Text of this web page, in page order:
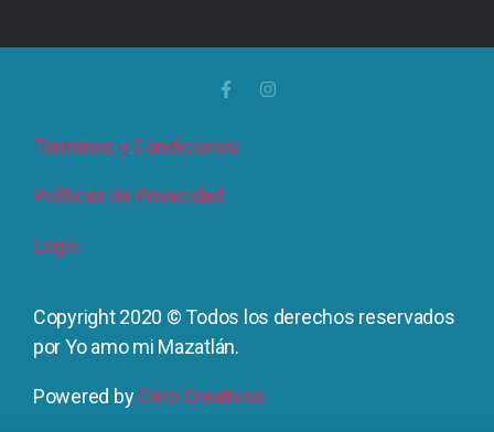
Términos y Condiciones
Políticas de Privacidad
Login
Copyright 2020 © Todos los derechos reservados
por Yo amo mi Mazatlán.
Powered byCero Creativos